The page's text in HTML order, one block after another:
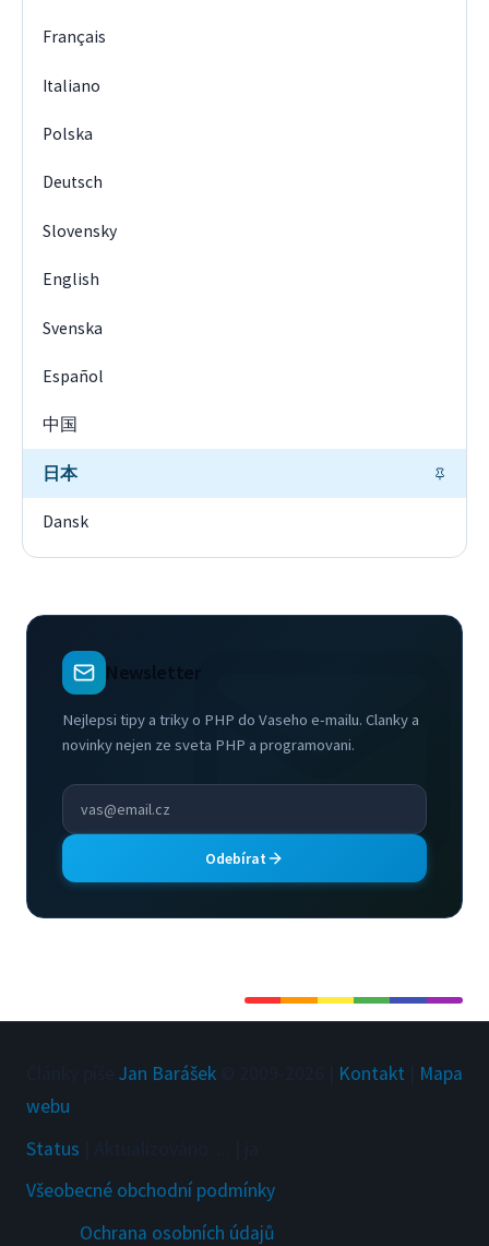
Français
Italiano
Polska
Deutsch
Slovensky
English
Svenska
Español
中国
日本
Dansk
Newsletter
Nejlepsi tipy a triky o PHP do Vaseho e-mailu. Clanky a
novinky nejen ze sveta PHP a programovani.
Odebírat
Jan Barášek Kontakt
Mapa
webu
Status
Všeobecné obchodní podmínky
Ochrana osobních údajů